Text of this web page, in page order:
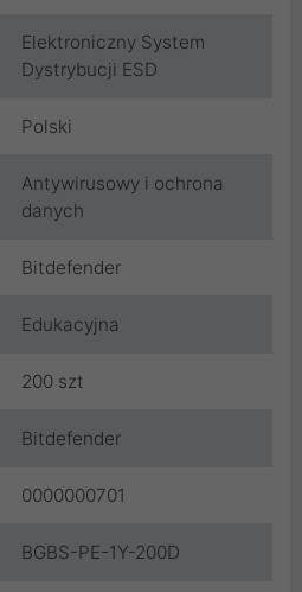
Elektroniczny System
Dystrybucji ESD
Polski
Antywirusowy i ochrona
danych
Bitdefender
Edukacyjna
200 szt
Bitdefender
0000000701
BGBS-PE-1Y-200D